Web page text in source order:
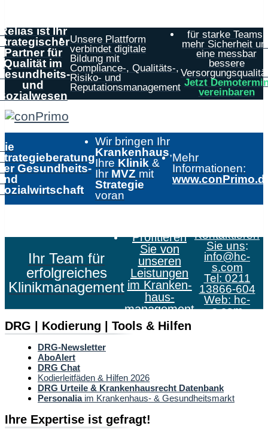
ist Ihr
Partner für
Qualität im
und
Unsere Plattform
verbindet digitale
Bildung mit
Compliance-, Qualitäts-,
Risiko- und
Reputationsmanagement
für starke Teams,
mehr Sicherheit
eine messbar
bessere
Jetzt
vereinbaren
Gesundheits-
Wir bringen Ihr
Krankenhaus,
Ihre Klinik &
Ihr MVZ mit
Strategie
voran
Mehr
Informationen:
Ihr Team für
erfolgreiches
Klinikmanagement
Profitieren
Sie von
unseren
Leistungen
im Kranken­
haus­
management
Kontaktieren
Sie uns:
info@hc-
s.com
Tel: 0211
13866-604
Web: hc-
s.com
DRG | Kodierung | Tools & Hilfen
DRG-Newsletter
AboAlert
DRG Chat
Kodierleitfäden & Hilfen 2026
DRG Urteile & Krankenhausrecht Datenbank
Personaliaim Krankenhaus- & Gesundheitsmarkt
Ihre Expertise ist gefragt!